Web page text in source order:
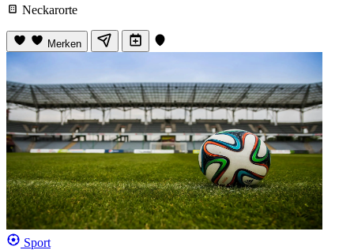
Neckarorte
Merken
Sport